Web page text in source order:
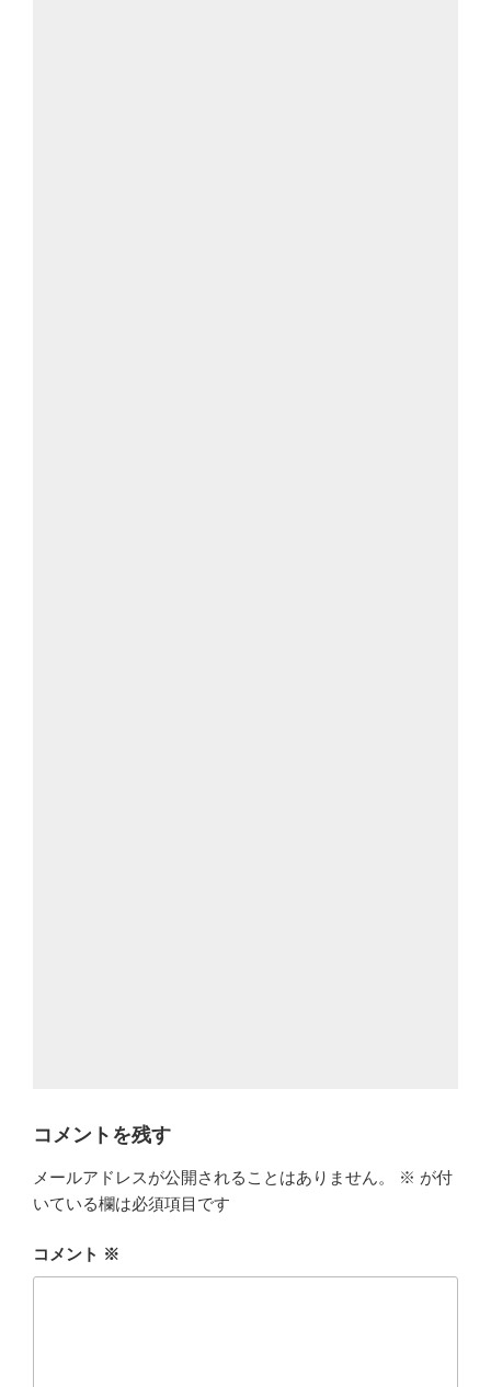
コメントを残す
メールアドレスが公開されることはありません。 ※ が付
いている欄は必須項目です
コメント ※